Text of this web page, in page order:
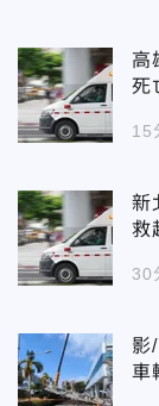
高
死
15
新
救
30
影
車